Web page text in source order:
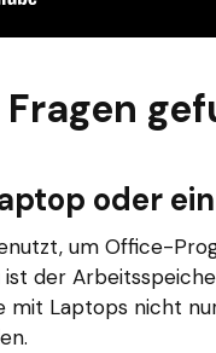
oder
um Office-
ist der
mit Laptops nicht